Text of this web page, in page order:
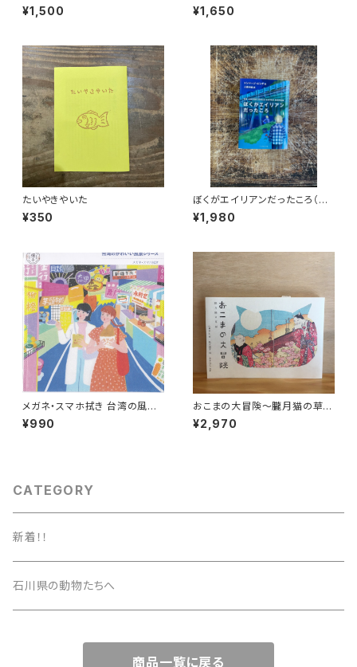
¥1,500 ¥1,650
たいやきやいた
¥350
ぼくがエイリアンだったころ（Un
Amore dell'artro Mondo)
¥1,980
メガネ・スマホ拭き 台湾の風景
（ナイトマーケット）
¥990
おこまの大冒険〜朧月猫の草
紙〜
¥2,970
CATEGORY
新着！！
石川県の動物たちへ
商品一覧に戻る